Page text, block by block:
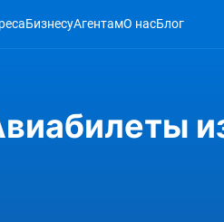
БизнесуАгентамО насБлог